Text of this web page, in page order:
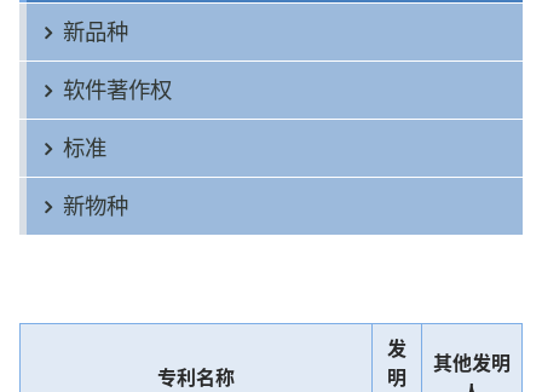
新品种
软件著作权
标准
新物种
专利名称
发
明
其他发明